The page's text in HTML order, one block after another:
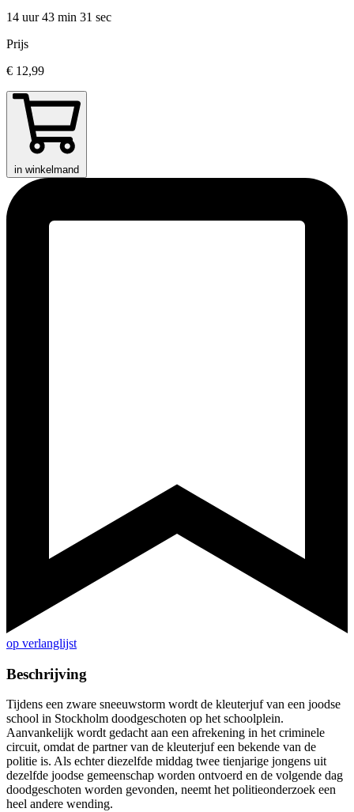
14 uur 43 min 31 sec
Prijs
€ 12,99
in winkelmand
op verlanglijst
Beschrijving
Tijdens een zware sneeuwstorm wordt de kleuterjuf van een joodse
school in Stockholm doodgeschoten op het schoolplein.
Aanvankelijk wordt gedacht aan een afrekening in het criminele
circuit, omdat de partner van de kleuterjuf een bekende van de
politie is. Als echter diezelfde middag twee tienjarige jongens uit
dezelfde joodse gemeenschap worden ontvoerd en de volgende dag
doodgeschoten worden gevonden, neemt het politieonderzoek een
heel andere wending.